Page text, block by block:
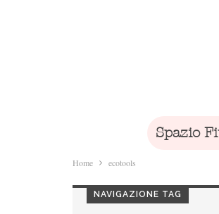
Spazio
Home ecotools
NAVIGAZIONE TAG